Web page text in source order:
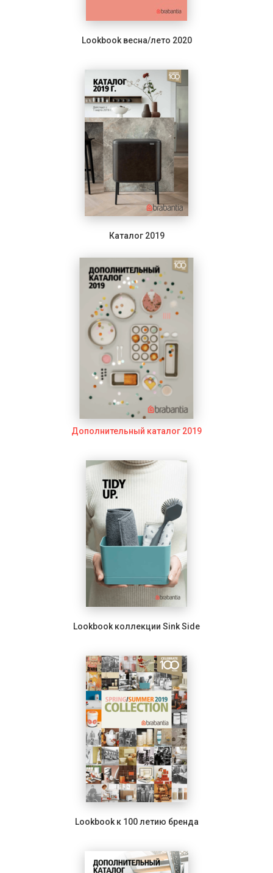
Lookbook весна/лето 2020
Каталог 2019
Дополнительный каталог 2019
Lookbook коллекции Sink Side
Lookbook к 100 летию бренда